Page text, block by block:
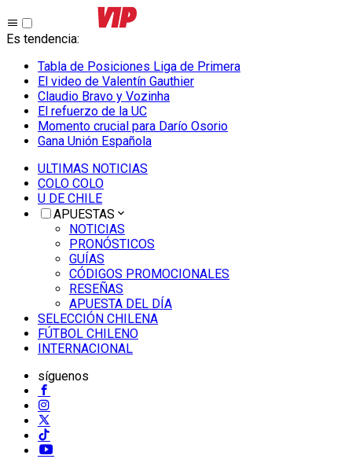
Es tendencia:
Tabla de Posiciones Liga de Primera
El video de Valentín Gauthier
Claudio Bravo y Vozinha
El refuerzo de la UC
Momento crucial para Darío Osorio
Gana Unión Española
ULTIMAS NOTICIAS
COLO COLO
U DE CHILE
APUESTAS
NOTICIAS
PRONÓSTICOS
GUÍAS
CÓDIGOS PROMOCIONALES
RESEÑAS
APUESTA DEL DÍA
SELECCIÓN CHILENA
FÚTBOL CHILENO
INTERNACIONAL
síguenos